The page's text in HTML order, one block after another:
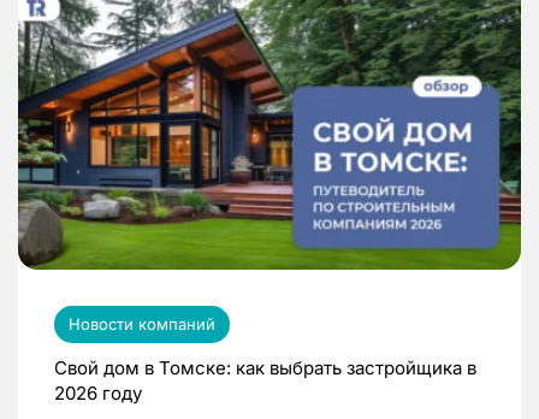
Новости компаний
Свой дом в Томске: как выбрать застройщика в
2026 году